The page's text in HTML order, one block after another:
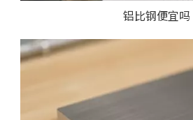
铝比钢便宜吗